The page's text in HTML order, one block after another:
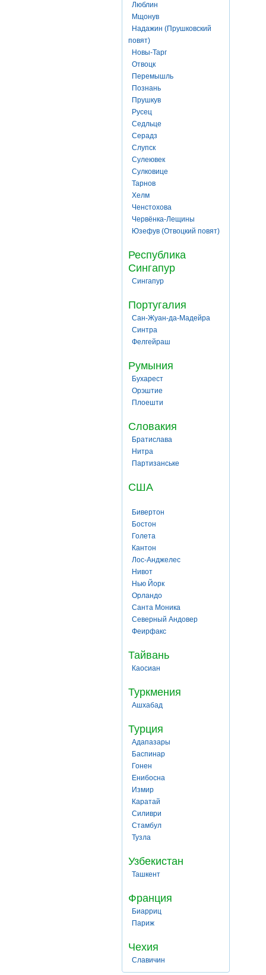
Люблин
Мщонув
Надажин (Прушковский
повят)
Новы-Тарг
Отвоцк
Перемышль
Познань
Прушкув
Русец
Седльце
Серадз
Слупск
Сулеювек
Сулковице
Тарнов
Хелм
Ченстохова
Червёнка-Лещины
Юзефув (Отвоцкий повят)
Республика
Сингапур
Сингапур
Португалия
Сан-Жуан-да-Мадейра
Синтра
Фелгейраш
Румыния
Бухарест
Орэштие
Плоешти
Словакия
Братислава
Нитра
Партизанське
США
Бивертон
Бостон
Голета
Кантон
Лос-Анджелес
Нивот
Нью Йорк
Орландо
Санта Моника
Северный Андовер
Феирфакс
Тайвань
Каосиан
Туркмения
Ашхабад
Турция
Адапазары
Баспинар
Гонен
Енибосна
Измир
Каратай
Силиври
Стамбул
Тузла
Узбекистан
Ташкент
Франция
Биарриц
Париж
Чехия
Славичин